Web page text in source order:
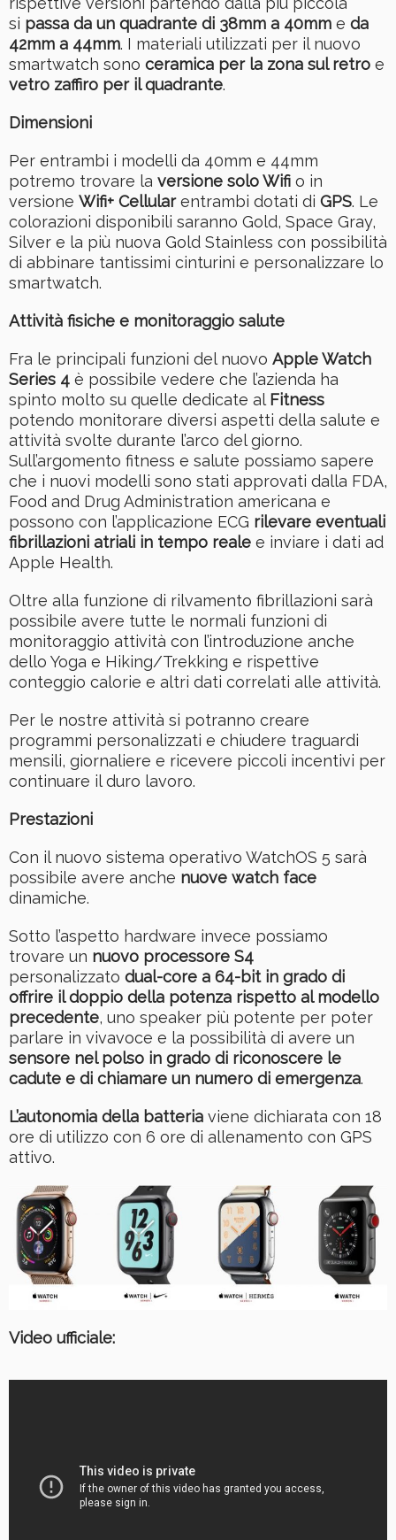
si passa da un quadrante di 38mm a 40mm e da
42mm a 44mm. I materiali utilizzati per il nuovo
smartwatch sono ceramica per la zona sul retro e
vetro zaffiro per il quadrante.
Dimensioni
Per entrambi i modelli da 40mm e 44mm
potremo trovare la versione solo Wifi o in
versione Wifi+ Cellularentrambi dotati di GPS. Le
colorazioni disponibili saranno Gold, Space Gray,
Silver e la più nuova Gold Stainless con possibilità
di abbinare tantissimi cinturini e personalizzare lo
smartwatch.
Attività fisiche e monitoraggio salute
Fra le principali funzioni del nuovo Apple Watch
Series 4 è possibile vedere che l’azienda ha
spinto molto su quelle dedicate al Fitness
potendo monitorare diversi aspetti della salute e
attività svolte durante l’arco del giorno.
Sull’argomento fitness e salute possiamo sapere
che i nuovi modelli sono stati approvati dalla FDA,
Food and Drug Administration americana e
possono con l’applicazione ECG rilevare eventuali
fibrillazioni atriali in tempo reale e inviare i dati ad
Apple Health.
Oltre alla funzione di rilvamento fibrillazioni sarà
possibile avere tutte le normali funzioni di
monitoraggio attività con l’introduzione anche
dello Yoga e Hiking/Trekking e rispettive
conteggio calorie e altri dati correlati alle attività.
Per le nostre attività si potranno creare
programmi personalizzati e chiudere traguardi
mensili, giornaliere e ricevere piccoli incentivi per
continuare il duro lavoro.
Prestazioni
Con il nuovo sistema operativo WatchOS 5 sarà
possibile avere anche nuove watch face
dinamiche.
Sotto l’aspetto hardware invece possiamo
trovare un nuovo processore S4
personalizzato dual-core a 64-bit in grado di
offrire il doppio della potenza rispetto al modello
precedente, uno speaker più potente per poter
parlare in vivavoce e la possibilità di avere un
sensore nel polso in grado di riconoscere le
cadute e di chiamare un numero di emergenza.
L’autonomia della batteria viene dichiarata con 18
ore di utilizzo con 6 ore di allenamento con GPS
attivo.
Video ufficiale: